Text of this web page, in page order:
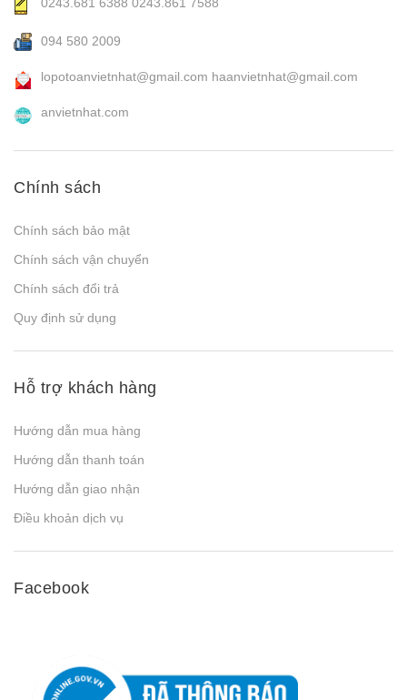
094 580 2009
lopotoanvietnhat@gmail.com haanvietnhat@gmail.com
anvietnhat.com
Chính sách
Chính sách bảo mật
Chính sách vận chuyển
Chính sách đổi trả
Quy định sử dụng
Hỗ trợ khách hàng
Hướng dẫn mua hàng
Hướng dẫn thanh toán
Hướng dẫn giao nhận
Điều khoản dịch vụ
Facebook